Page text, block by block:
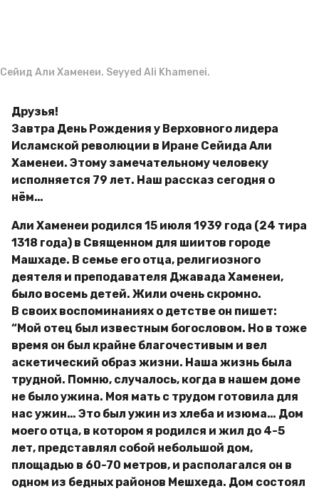
Сейид Али Хаменеи. Seyyed Ali Khamenei.
Друзья!
Завтра День Рождения у Верховного лидера
Исламской революции в Иране Сейида Али
Хаменеи. Этому замечательному человеку
исполняется 79 лет. Наш рассказ сегодня о
нём…
Али Хаменеи родился 15 июля 1939 года (24 тира
1318 года) в Священном для шиитов городе
Машхаде. В семье его отца, религиозного
деятеля и преподавателя Джавада Хаменеи,
было восемь детей. Жили очень скромно.
В своих воспоминаниях о детстве он пишет:
“Мой отец был известным богословом. Но в тоже
время он был крайне благочестивым и вел
аскетический образ жизни. Наша жизнь была
трудной. Помню, случалось, когда в нашем доме
не было ужина. Моя мать с трудом готовила для
нас ужин… Это был ужин из хлеба и изюма… Дом
моего отца, в котором я родился и жил до 4-5
лет, представлял собой небольшой дом,
площадью в 60-70 метров, и располагался он в
одном из бедных районов Мешхеда. Дом состоял